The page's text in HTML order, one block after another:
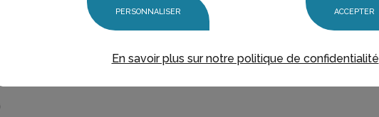
PERSONNALISER ACCEPTER
En savoir plus sur notre politique de confidentialité